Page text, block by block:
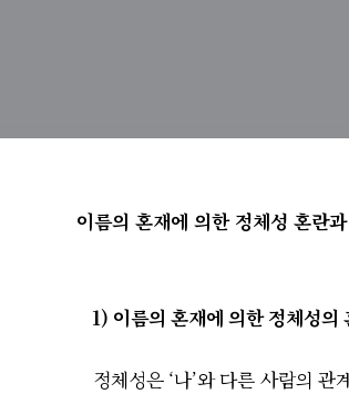
이름의 혼재에 의한 정체성 혼란
1) 이름의 혼재에 의한 정체성의
정체성은 ‘나’와 다른 사람의